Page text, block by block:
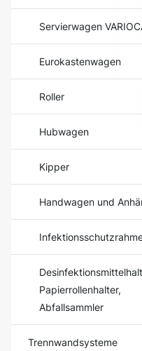
Servierwagen
Eurokastenwagen
Roller
Hubwagen
Kipper
Handwagen und
Papierrollenhalter,
Abfallsammler
Trennwandsysteme